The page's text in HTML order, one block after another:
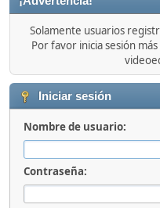
Solamente usuarios
Por favor inicia sesión
Iniciar sesión
Nombre de usuario:
Contraseña: